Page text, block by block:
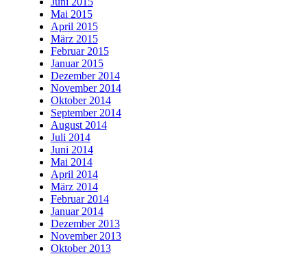
Mai 2015
April 2015
März 2015
Februar 2015
Januar 2015
Dezember 2014
November 2014
Oktober 2014
September 2014
August 2014
Juli 2014
Juni 2014
Mai 2014
April 2014
März 2014
Februar 2014
Januar 2014
Dezember 2013
November 2013
Oktober 2013